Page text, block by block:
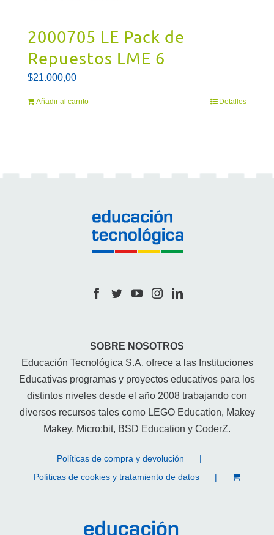
2000705 LE Pack de
Repuestos LME 6
$21.000,00
Añadir al carrito Detalles
SOBRE NOSOTROS
Educación Tecnológica S.A. ofrece a las Instituciones
Educativas programas y proyectos educativos para los
distintos niveles desde el año 2008 trabajando con
diversos recursos tales como LEGO Education, Makey
Makey, Micro:bit, BSD Education y CoderZ.
Políticas de compra y devolución
Políticas de cookies y tratamiento de datos